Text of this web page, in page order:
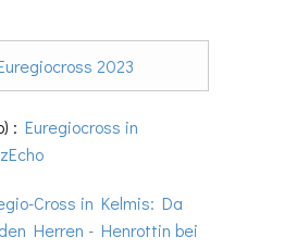
2023
: Euregiocross in
Cross in Kelmis: Da
Herren - Henrottin bei